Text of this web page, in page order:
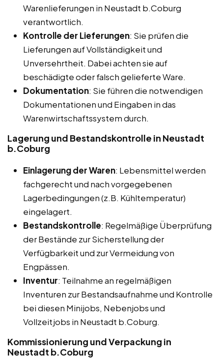
Warenlieferungen in Neustadt b.Coburg
verantwortlich.
Kontrolle der Lieferungen: Sie prüfen die
Lieferungen auf Vollständigkeit und
Unversehrtheit. Dabei achten sie auf
beschädigte oder falsch gelieferte Ware.
Dokumentation: Sie führen die notwendigen
Dokumentationen und Eingaben in das
Warenwirtschaftssystem durch.
Lagerung und Bestandskontrolle in Neustadt
b.Coburg
Einlagerung der Waren: Lebensmittel werden
fachgerecht und nach vorgegebenen
Lagerbedingungen (z.B. Kühltemperatur)
eingelagert.
Bestandskontrolle: Regelmäßige Überprüfung
der Bestände zur Sicherstellung der
Verfügbarkeit und zur Vermeidung von
Engpässen.
Inventur: Teilnahme an regelmäßigen
Inventuren zur Bestandsaufnahme und Kontrolle
bei diesen Minijobs, Nebenjobs und
Vollzeitjobs in Neustadt b.Coburg.
Kommissionierung und Verpackung in
Neustadt b.Coburg